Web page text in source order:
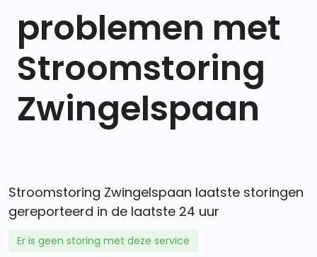
problemen met
Stroomstoring
Zwingelspaan
Stroomstoring Zwingelspaan laatste storingen
gereporteerd in de laatste 24 uur
Er is geen storing met deze service